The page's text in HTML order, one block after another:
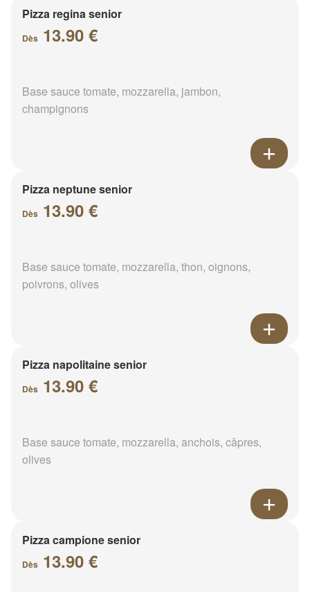
Pizza regina senior
Dès 13.90 €
Base sauce tomate, mozzarella, jambon,
champignons
Pizza neptune senior
Dès 13.90 €
Base sauce tomate, mozzarella, thon, oignons,
poivrons, olives
Pizza napolitaine senior
Dès 13.90 €
Base sauce tomate, mozzarella, anchois, câpres,
olives
Pizza campione senior
Dès 13.90 €